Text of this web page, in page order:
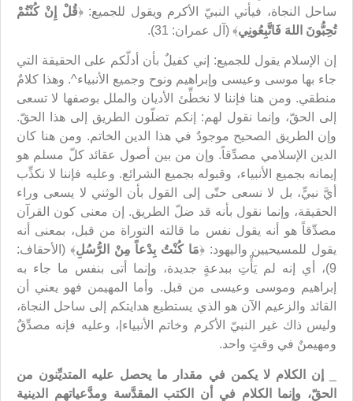
ساحل النجاة، فيأتي النبيّ الأكرم ويقول للجميع: ﴿قُلْ إِنْ كُنْتُمْ
تُحِبُّونَ اللهَ فَاتَّبِعُونِي﴾ (آل عمران: 31).
إن الإسلام يقول للجميع: إني كفيلٌ بأن أدلّكم على الحقيقة التي
جاء بها موسى وعيسى وإبراهيم ونوح وجميع الأنبياء^. وهذا كلامٌ
منطقي. ومن هنا فإننا لا نخطِّئ الأديان والملل بوصفها لا تسعى
إلى الحقّ، وإنما نقول لهم: إنكم تضلّون الطريق إلى هذا الحقّ.
وإن الطريق الصحيح موجودٌ في هذا الدين الخاتم. ومن هنا كان
الدين الإسلامي مصدِّقاً. وإن من بين أصول عقائد كلّ مسلم هو
إيمانه بجميع الأنبياء، وقبوله بجميع الشرائع. وعليه فإننا لا نكذِّب
أيَّ نبيٍّ، بل لا نسعى حتّى إلى القول بأن الوثني لا يسعى وراء
الحقيقة، وإنما نقول بأنه قد ضلّ الطريق. إن معنى كون القرآن
مصدِّقاً هو أنه يقول نفس ما قالته التوراة من قبل، بمعنى أنه
يقول للمسيحيين واليهود: ﴿مَا كُنْتُ بِدْعاً مِنْ الرُّسُلِ﴾ (الأحقاف:
9)، أي إنه لم يَأْتِ ببدعةٍ جديدة، وإنما أتى بنفس ما جاء به
إبراهيم وموسى وعيسى من قبل. وأما المهيمن فهو يعني أن
القائد والزعيم الآن هو الذي يستطيع هدايتكم إلى ساحل النجاة،
وليس ذاك غير النبيّ الأكرم وخاتم الأنبياء|، وعليه فإنه مصدِّقٌ
ومهيمنٌ في وقتٍ واحد.
إن الكلام لا يكمن في مقدار ما يحصل عليه المتديِّنون من
الحقّ، وإنما الكلام في أن الكتب المقدَّسة ومدَّعياتهم الدينية